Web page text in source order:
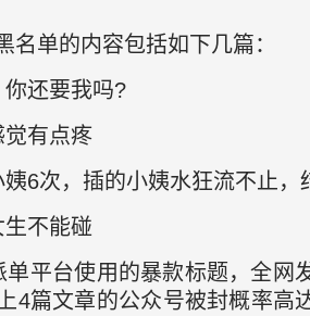
名单的内容包括如下几篇：
还要我吗?
有点疼
6次，插的小姨水狂流不止，
不能碰
单平台使用的暴款标题，全网
4篇文章的公众号被封概率高